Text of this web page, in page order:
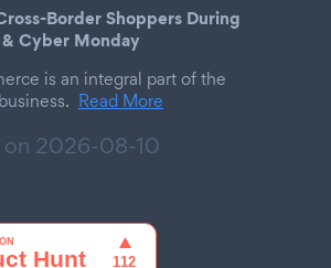
Border Shoppers During
Cyber Monday
is an integral part of the
Read More
2026-08-10